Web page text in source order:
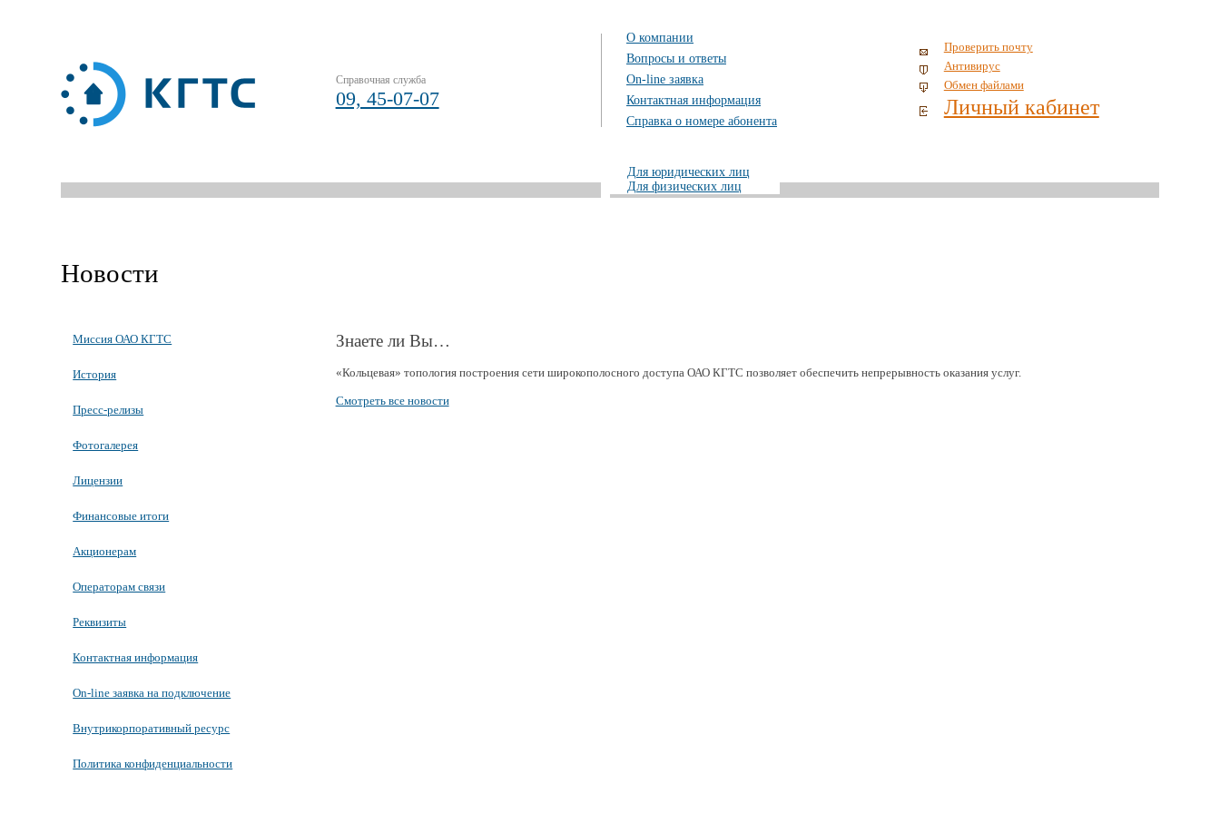
Справочная служба
09, 45-07-07
О компании
Вопросы и ответы
On-line заявка
Контактная информация
Справка о номере абонента
Проверить почту
Антивирус
Обмен файлами
Личный кабинет
Для юридических лиц
Для физических лиц
Новости
Миссия ОАО КГТС
История
Пресс-релизы
Фотогалерея
Лицензии
Финансовые итоги
Акционерам
Операторам связи
Реквизиты
Контактная информация
On-line заявка на подключение
Внутрикорпоративный ресурс
Политика конфиденциальности
Знаете ли Вы…
«Кольцевая» топология построения сети широкополосного доступа ОАО КГТС позволяет обеспечить непрерывность оказания услуг.
Смотреть все новости